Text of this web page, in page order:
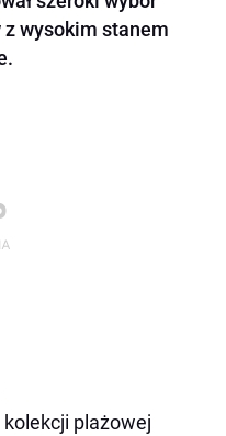
wysokim stanem
plażowej